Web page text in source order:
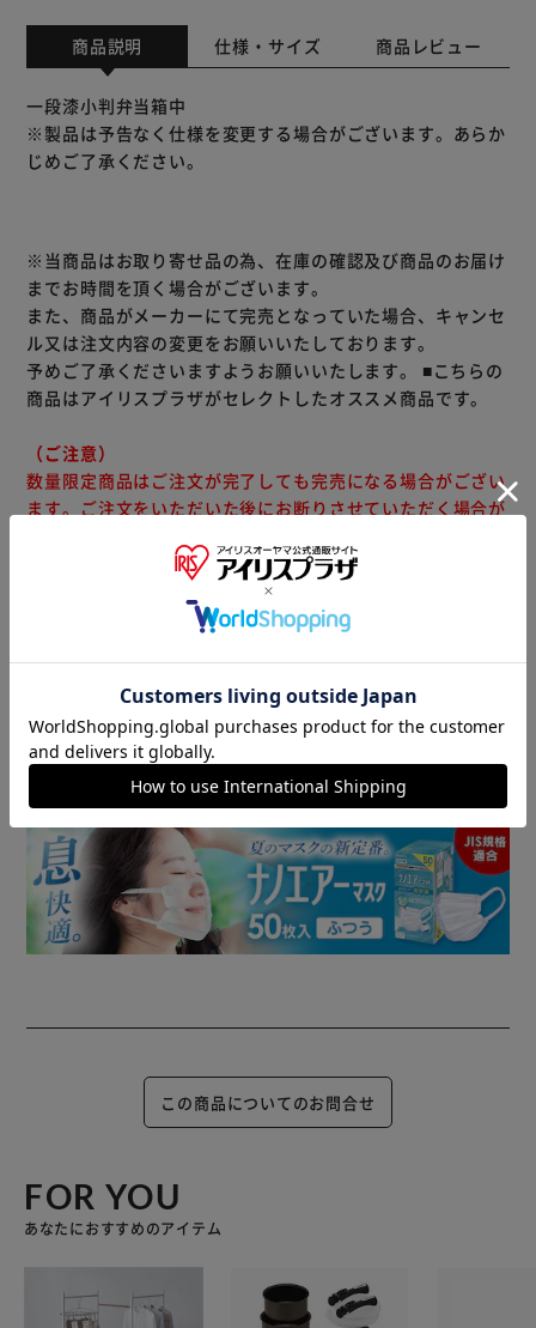
商品説明 仕様・サイズ 商品レビュー
一段漆小判弁当箱中
※製品は予告なく仕様を変更する場合がございます。あらか
じめご了承ください。
※当商品はお取り寄せ品の為、在庫の確認及び商品のお届け
までお時間を頂く場合がございます。
また、商品がメーカーにて完売となっていた場合、キャンセ
ル又は注文内容の変更をお願いいたしております。
予めご了承くださいますようお願いいたします。 ■こちらの
商品はアイリスプラザがセレクトしたオススメ商品です。
（ご注意）
数量限定商品はご注文が完了しても完売になる場合がござい
ます。ご注文をいただいた後にお断りさせていただく場合が
▼ 食品・飲料おすすめ ▼
この商品についてのお問合せ
FOR YOU
あなたにおすすめのアイテム